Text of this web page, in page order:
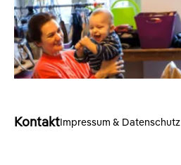
KontaktImpressum & Datenschutz